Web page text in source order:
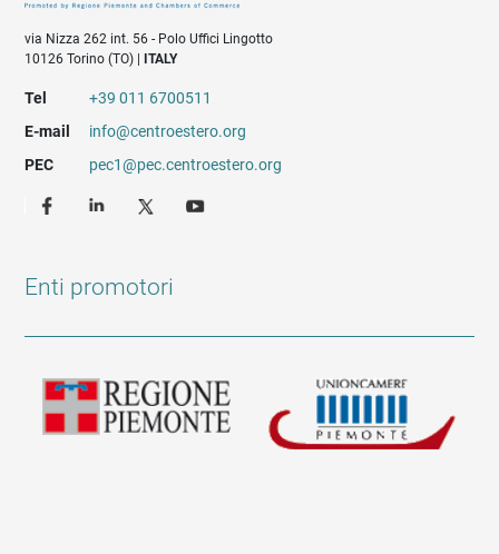
via Nizza 262 int. 56 - Polo Uffici Lingotto
10126 Torino (TO) |ITALY
Tel
+39 011 6700511
E-mail
info@centroestero.org
PEC
pec1@pec.centroestero.org
Enti promotori